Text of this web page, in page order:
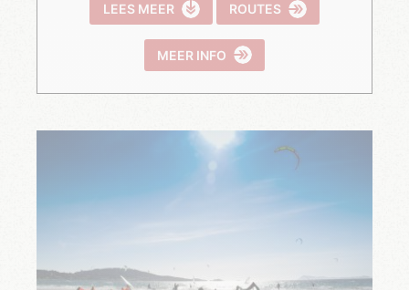
LEES MEER ROUTES
MEER INFO